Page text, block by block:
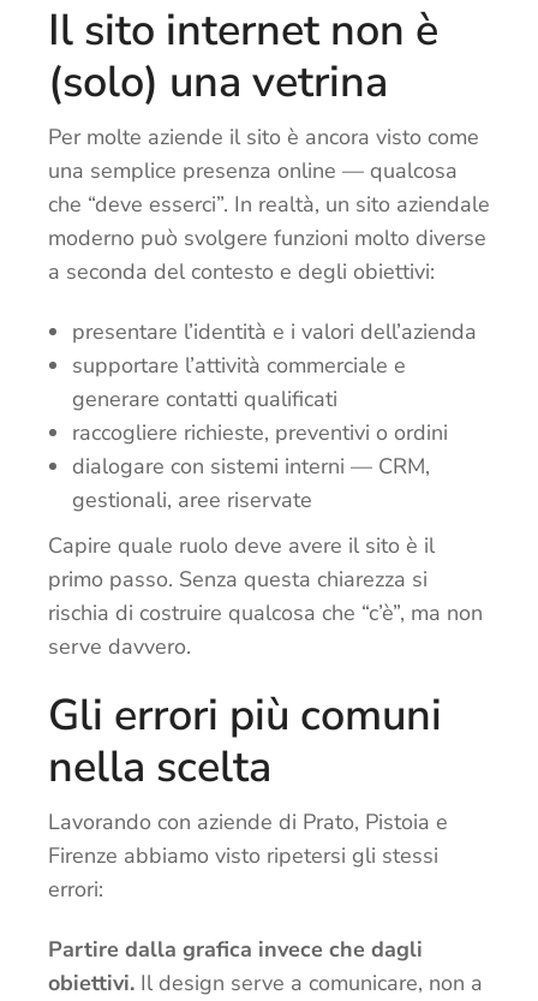
Il sito internet non è
(solo) una vetrina
Per molte aziende il sito è ancora visto come
una semplice presenza online — qualcosa
che “deve esserci”. In realtà, un sito aziendale
moderno può svolgere funzioni molto diverse
a seconda del contesto e degli obiettivi:
presentare l’identità e i valori dell’azienda
supportare l’attività commerciale e
generare contatti qualificati
raccogliere richieste, preventivi o ordini
dialogare con sistemi interni — CRM,
gestionali, aree riservate
Capire quale ruolo deve avere il sito è il
primo passo. Senza questa chiarezza si
rischia di costruire qualcosa che “c’è”, ma non
serve davvero.
Gli errori più comuni
nella scelta
Lavorando con aziende di Prato, Pistoia e
Firenze abbiamo visto ripetersi gli stessi
errori:
Partire dalla grafica invece che dagli
obiettivi. Il design serve a comunicare, non a